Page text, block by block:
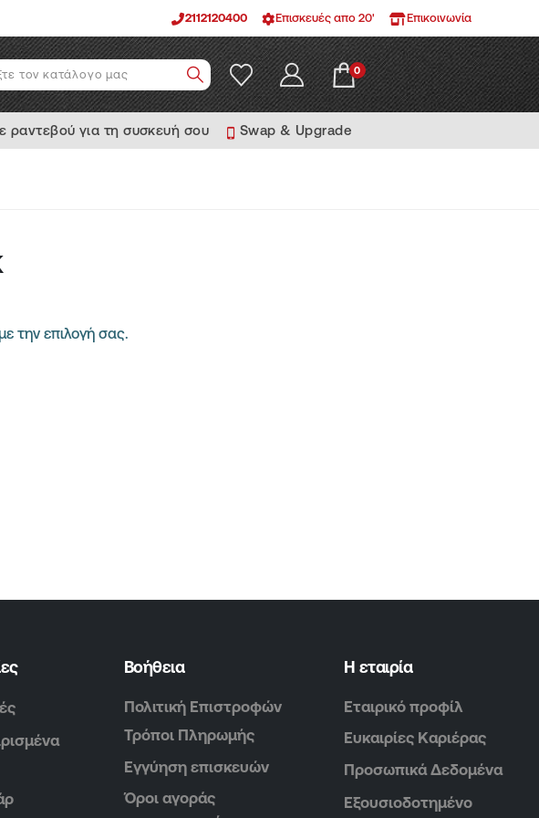
2112120400 Επισκευές απο 20' Επικοινωνία
0
ραντεβού για τη συσκευή σου Swap & Upgrade
την επιλογή σας.
Βοήθεια
Πολιτική Επιστροφών
Τρόποι Πληρωμής
Εγγύηση επισκευών
Όροι αγοράς
Η εταιρία
Εταιρικό προφίλ
Ευκαιρίες Καριέρας
Προσωπικά Δεδομένα
Εξουσιοδοτημένο